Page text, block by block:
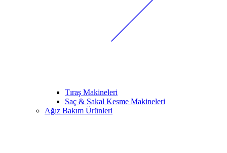
Tıraş Makineleri
Saç & Sakal Kesme Makineleri
Ağız Bakım Ürünleri